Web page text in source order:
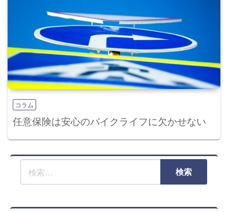
コラム
任意保険は安心のバイクライフに欠かせない